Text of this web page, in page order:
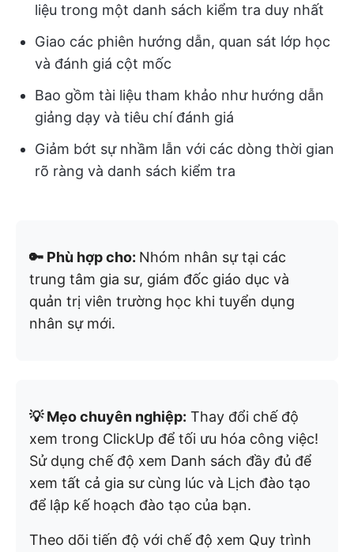
liệu trong một danh sách kiểm tra duy nhất
Giao các phiên hướng dẫn, quan sát lớp học
và đánh giá cột mốc
Bao gồm tài liệu tham khảo như hướng dẫn
giảng dạy và tiêu chí đánh giá
Giảm bớt sự nhầm lẫn với các dòng thời gian
rõ ràng và danh sách kiểm tra
🔑 Phù hợp cho: Nhóm nhân sự tại các
trung tâm gia sư, giám đốc giáo dục và
quản trị viên trường học khi tuyển dụng
nhân sự mới.
💡 Mẹo chuyên nghiệp: Thay đổi chế độ
xem trong ClickUp để tối ưu hóa công việc!
Sử dụng chế độ xem Danh sách đầy đủ để
xem tất cả gia sư cùng lúc và Lịch đào tạo
để lập kế hoạch đào tạo của bạn.
Theo dõi tiến độ với chế độ xem Quy trình